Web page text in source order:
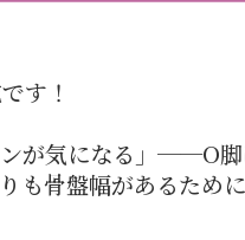
す！
が気になる」──O
も骨盤幅があるため